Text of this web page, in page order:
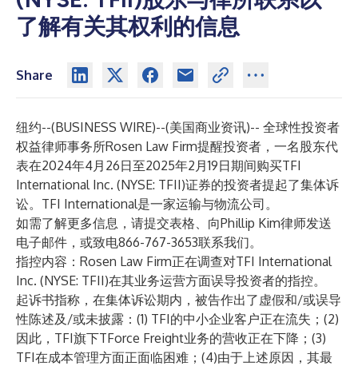
了解有关其权利的信息
Share
纽约--(BUSINESS WIRE)--(美国商业资讯)-- 全球性投资者
权益律师事务所Rosen Law Firm提醒投资者，一名股东代
表在2024年4月26日至2025年2月19日期间购买TFI
International Inc. (NYSE: TFII)证券的投资者提起了集体诉
讼。TFI International是一家运输与物流公司。
如需了解更多信息，请提交表格、向Phillip Kim律师发送
电子邮件 ，或致电866-767-3653联系我们。
指控内容：Rosen Law Firm正在调查对TFI International
Inc. (NYSE: TFII)在其业务运营方面误导投资者的指控。
起诉书指称，在集体诉讼期内，被告作出了虚假和/或误导
性陈述及/或未披露：(1) TFI的中小企业客户正在流失；(2)
因此，TFI旗下TForce Freight业务的营收正在下降；(3)
TFI在成本管理方面正面临困难；(4)由于上述原因，其最